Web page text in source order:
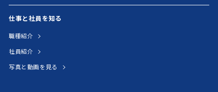
仕事と社員を知る
職種紹介
社員紹介
写真と動画を見る